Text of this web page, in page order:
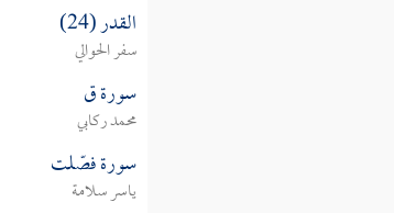
القدر (24)
سفر الحوالي
سورة ق
محمد ركابي
سورة فصّلت
ياسر سلامة